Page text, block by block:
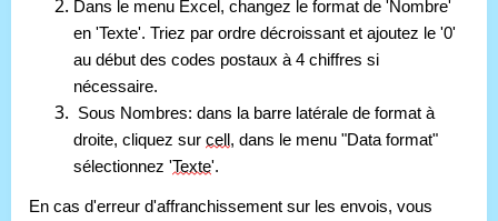
Dans le menu Excel, changez le format de 'Nombre'
en 'Texte'. Triez par ordre décroissant et ajoutez le '0'
au début des codes postaux à 4 chiffres si
nécessaire.
Sous Nombres: dans la barre latérale de format à
droite, cliquez sur cell , dans le menu "Data format"
sélectionnez 'Texte'.
En cas d'erreur d'affranchissement sur les envois, vous